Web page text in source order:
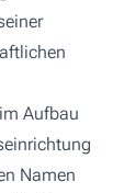
Aufbau
Namen